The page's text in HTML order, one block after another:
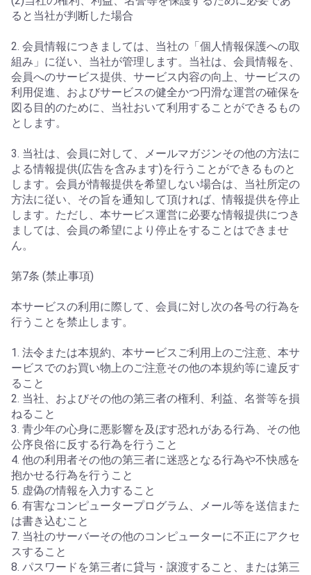
ると当社が判断した場合
2. 会員情報につきましては、当社の「個人情報保護への取
組み」に従い、当社が管理します。当社は、会員情報を、
会員へのサービス提供、サービス内容の向上、サービスの
利用促進、およびサービスの健全かつ円滑な運営の確保を
図る目的のために、当社おいて利用することができるもの
とします。
3. 当社は、会員に対して、メールマガジンその他の方法に
よる情報提供(広告を含みます)を行うことができるものと
します。会員が情報提供を希望しない場合は、当社所定の
方法に従い、その旨を通知して頂ければ、情報提供を停止
します。ただし、本サービス運営に必要な情報提供につき
ましては、会員の希望により停止をすることはできませ
ん。
第7条 (禁止事項)
本サービスの利用に際して、会員に対し次の各号の行為を
行うことを禁止します。
1. 法令または本規約、本サービスご利用上のご注意、本サ
ービスでのお買い物上のご注意その他の本規約等に違反す
ること
2. 当社、およびその他の第三者の権利、利益、名誉等を損
ねること
3. 青少年の心身に悪影響を及ぼす恐れがある行為、その他
公序良俗に反する行為を行うこと
4. 他の利用者その他の第三者に迷惑となる行為や不快感を
抱かせる行為を行うこと
5. 虚偽の情報を入力すること
6. 有害なコンピュータープログラム、メール等を送信また
は書き込むこと
7. 当社のサーバーその他のコンピューターに不正にアクセ
スすること
8. パスワードを第三者に貸与・譲渡すること、または第三